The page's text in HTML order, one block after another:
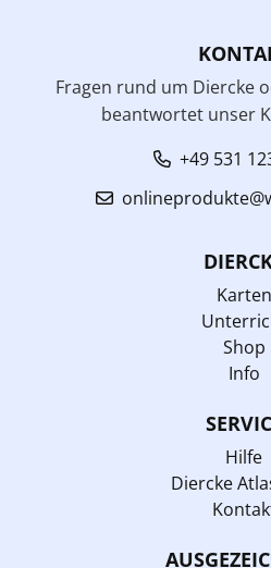
Fragen rund um Diercke
beantwortet unser
+49 531
Karten
Shop
Info
Hilfe
Diercke